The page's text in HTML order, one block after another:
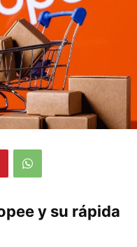
y su rápida